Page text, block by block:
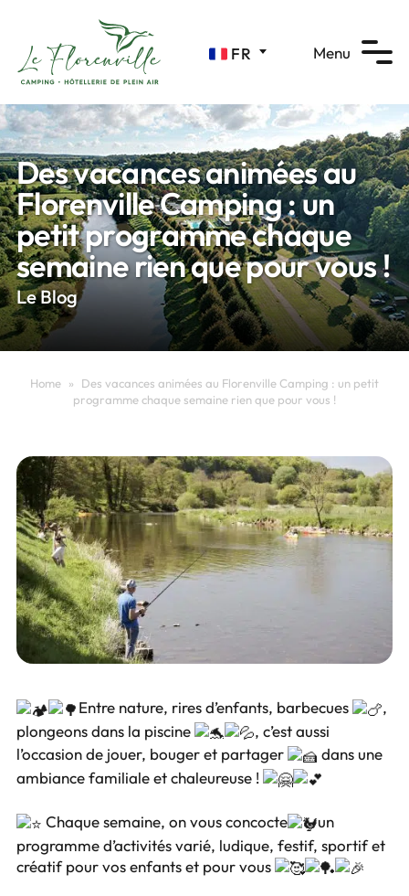
FR Menu
Des vacances animées au
Florenville Camping : un
petit programme chaque
semaine rien que pour vous !
Le Blog
Home »
Des vacances animées au Florenville Camping : un petit
programme chaque semaine rien que pour vous !
Entre nature, rires d’enfants, barbecues
,
plongeons dans la piscine
, c’est aussi
l’occasion de jouer, bouger et partager
dans une
ambiance familiale et chaleureuse !
Chaque semaine, on vous concocte
un
programme d’activités varié, ludique, festif, sportif et
créatif pour vos enfants et pour vous